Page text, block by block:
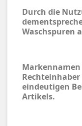
Durch die
Waschspuren
eindeutigen
Artikels.